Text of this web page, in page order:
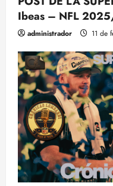
Ibeas – NFL
administrador 11 de